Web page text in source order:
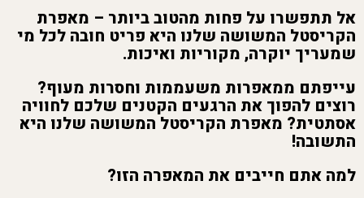
אל תתפשרו על פחות מהטוב ביותר – מאפרת
הקריסטל המשושה שלנו היא פריט חובה לכל מי
שמעריך יוקרה, מקוריות ואיכות.
עייפתם ממאפרות משעממות וחסרות מעוף?
רוצים להפוך את הרגעים הקטנים שלכם לחוויה
אסתטית? מאפרת הקריסטל המשושה שלנו היא
התשובה!
למה אתם חייבים את המאפרה הזו?